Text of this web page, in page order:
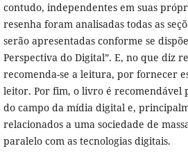
contudo, independentes em suas
resenha foram analisadas todas as
serão apresentadas conforme se
Perspectiva do Digital”. E, no que diz
recomenda-se a leitura, por fornecer
leitor. Por fim, o livro é recomendável
do campo da mídia digital e,
relacionados a uma sociedade de
paralelo com as tecnologias digitais.